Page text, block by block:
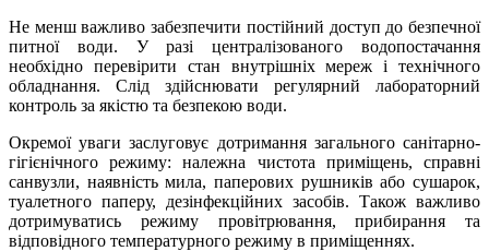
Не менш важливо забезпечити постійний доступ до безпечної
питної води. У разі централізованого водопостачання
необхідно перевірити стан внутрішніх мереж і технічного
обладнання. Слід здійснювати регулярний лабораторний
контроль за якістю та безпекою води.
Окремої уваги заслуговує дотримання загального санітарно-
гігієнічного режиму: належна чистота приміщень, справні
санвузли, наявність мила, паперових рушників або сушарок,
туалетного паперу, дезінфекційних засобів. Також важливо
дотримуватись режиму провітрювання, прибирання та
відповідного температурного режиму в приміщеннях.